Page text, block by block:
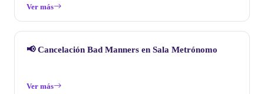
Ver más
📢 Cancelación Bad Manners en Sala Metrónomo
Ver más